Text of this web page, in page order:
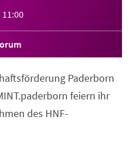
11:00
Paderborn
feiern ihr
des HNF-